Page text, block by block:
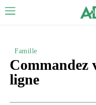
Famille
Commandez
ligne